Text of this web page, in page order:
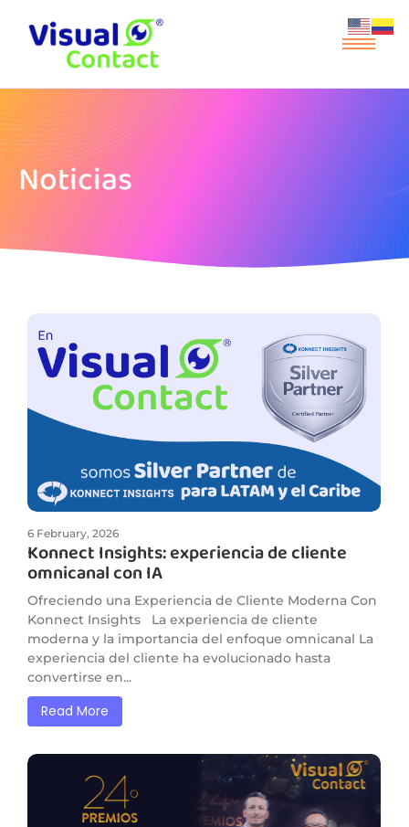
Noticias
6 February, 2026
Konnect Insights: experiencia de cliente
omnicanal con IA
Ofreciendo una Experiencia de Cliente Moderna Con
Konnect Insights La experiencia de cliente
moderna y la importancia del enfoque omnicanal La
experiencia del cliente ha evolucionado hasta
convertirse en...
Read More